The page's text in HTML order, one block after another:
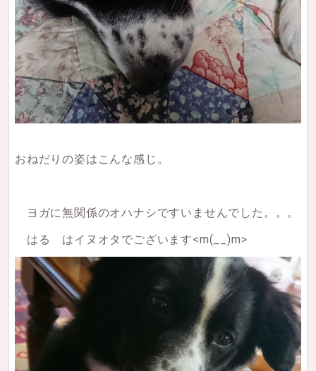
おねだりの姿はこんな感じ。
ヨガに無関係のオハナシですいませんでした。。。
はる はイヌオタでございます<m(__)m>